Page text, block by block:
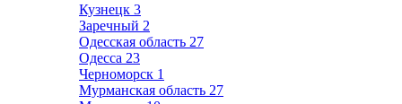
Кузнецк 3
Заречный 2
Одесская область 27
Одесса 23
Черноморск 1
Мурманская область 27